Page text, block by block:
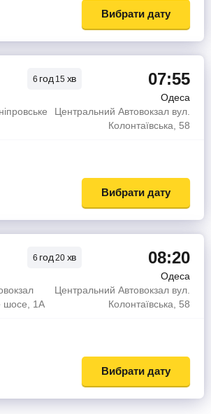
Вибрати дату
6 год15 хв 07:55
Одеса
Центральний Автовокзал вул.
Колонтаївська, 58
Вибрати дату
6 год20 хв 08:20
Одеса
шосе, 1А
Центральний Автовокзал вул.
Колонтаївська, 58
Вибрати дату